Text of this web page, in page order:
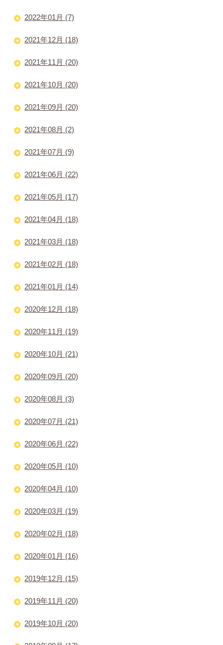
2022年01月 (7)
2021年12月 (18)
2021年11月 (20)
2021年10月 (20)
2021年09月 (20)
2021年08月 (2)
2021年07月 (9)
2021年06月 (22)
2021年05月 (17)
2021年04月 (18)
2021年03月 (18)
2021年02月 (18)
2021年01月 (14)
2020年12月 (18)
2020年11月 (19)
2020年10月 (21)
2020年09月 (20)
2020年08月 (3)
2020年07月 (21)
2020年06月 (22)
2020年05月 (10)
2020年04月 (10)
2020年03月 (19)
2020年02月 (18)
2020年01月 (16)
2019年12月 (15)
2019年11月 (20)
2019年10月 (20)